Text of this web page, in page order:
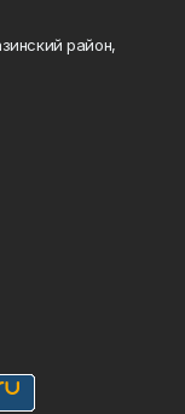
район,